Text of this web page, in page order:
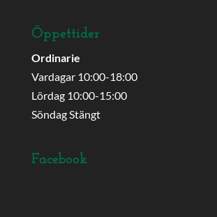
Öppettider
Ordinarie
Vardagar 10:00-18:00
Lördag 10:00-15:00
Söndag Stängt
Facebook